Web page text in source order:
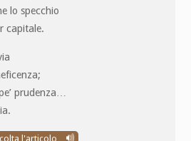
lo specchio
capitale.
prudenza…
l'articolo